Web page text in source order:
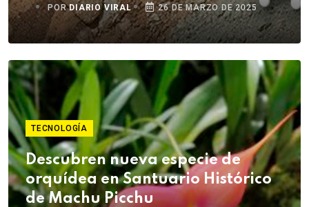
PORDIARIO VIRAL 26 DE MARZO DE 2025
TECNOLOGÍA
Descubren nueva especie de
orquídea en Santuario Histórico
de Machu Picchu